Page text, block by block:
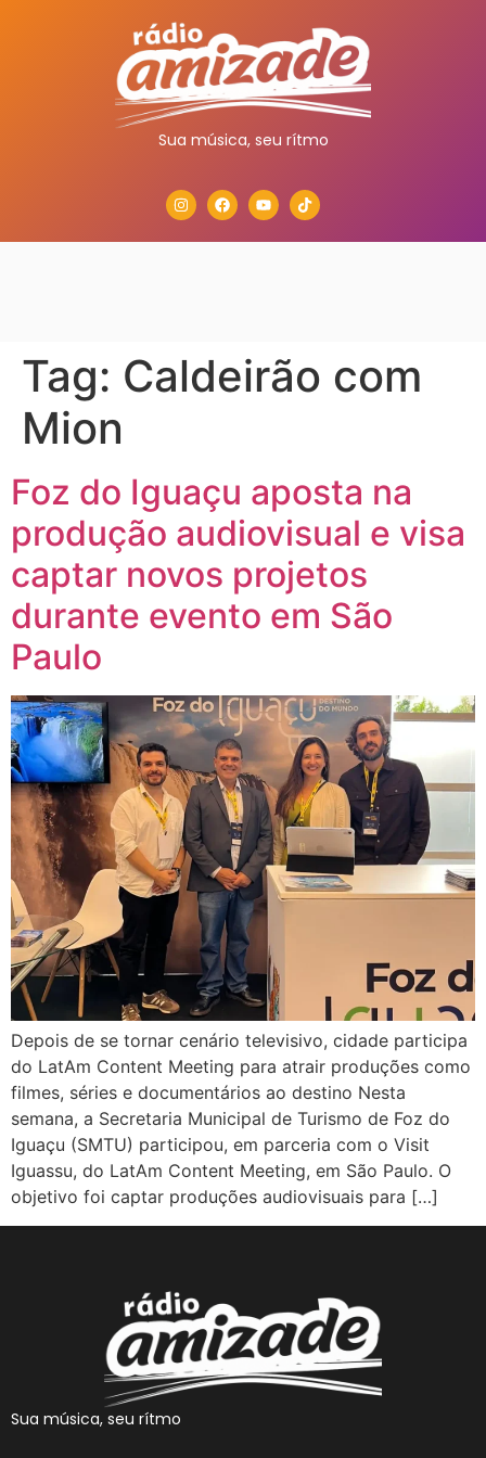
Sua música, seu rítmo
Tag: Caldeirão com
Mion
Foz do Iguaçu aposta na
produção audiovisual e visa
captar novos projetos
durante evento em São
Paulo
Depois de se tornar cenário televisivo, cidade participa
do LatAm Content Meeting para atrair produções como
filmes, séries e documentários ao destino Nesta
semana, a Secretaria Municipal de Turismo de Foz do
Iguaçu (SMTU) participou, em parceria com o Visit
Iguassu, do LatAm Content Meeting, em São Paulo. O
objetivo foi captar produções audiovisuais para […]
Sua música, seu rítmo